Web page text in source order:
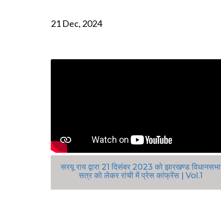
21 Dec, 2024
सरयू राय द्वारा 21 दिसंबर 2023 को झारखण्ड विधानसभा
सत्र को लेकर रांची में प्रेस कांफ्रेंस | Vol.1